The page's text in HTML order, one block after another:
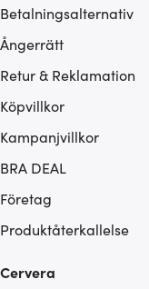
Betalningsalternativ
Ångerrätt
Retur & Reklamation
Köpvillkor
Kampanjvillkor
BRA DEAL
Företag
Produktåterkallelse
Cervera